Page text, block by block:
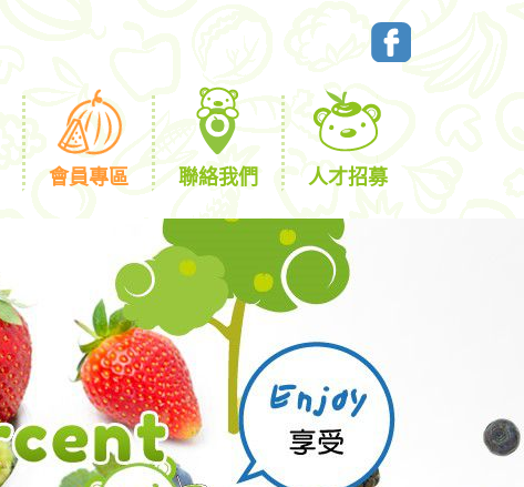
會員專區 聯絡我們 人才招募